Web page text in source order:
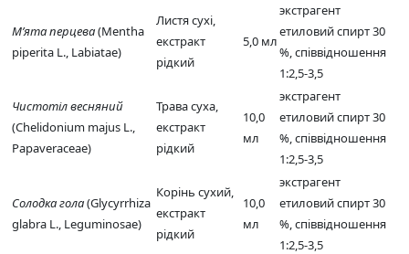
М’ята перцева(Mentha
piperita L., Labiatae)
Листя сухі,
екстракт
рідкий
5,0 мл
экстрагент
етиловий спирт 30
%, співвідношення
1:2,5-3,5
Чистотіл весняний
(Chelidonium majus L.,
Papaveraceae)
Трава суха,
екстракт
рідкий
10,0
мл
экстрагент
етиловий спирт 30
%, співвідношення
1:2,5-3,5
Солодка гола(Glycyrrhiza
glabra L., Leguminosae)
Корінь сухий,
екстракт
рідкий
10,0
мл
экстрагент
етиловий спирт 30
%, співвідношення
1:2,5-3,5